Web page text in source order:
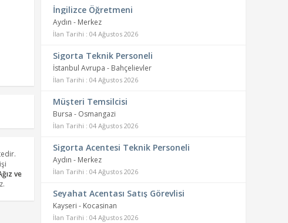
ve
İngilizce Öğretmeni
Aydın - Merkez
İlan Tarihi : 04 Ağustos 2026
Sigorta Teknik Personeli
İstanbul Avrupa - Bahçelievler
İlan Tarihi : 04 Ağustos 2026
Müşteri Temsilcisi
Bursa - Osmangazi
İlan Tarihi : 04 Ağustos 2026
Sigorta Acentesi Teknik Personeli
Aydın - Merkez
İlan Tarihi : 04 Ağustos 2026
Seyahat Acentası Satış Görevlisi
Kayseri - Kocasinan
İlan Tarihi : 04 Ağustos 2026